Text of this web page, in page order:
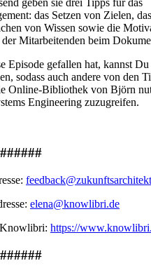
das Setzen von Zielen,
von Wissen sowie die
Mitarbeitenden beim
Episode gefallen hat, kannst Du
sodass auch andere von den
Online-Bibliothek von Björn
Engineering zuzugreifen.
elena@knowlibri.de
https://